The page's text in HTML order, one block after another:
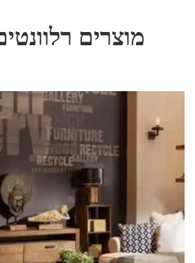
מוצרים